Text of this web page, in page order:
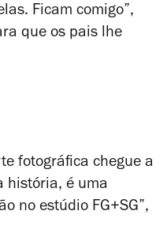
Ficam comigo”,
que os pais lhe
fotográfica chegue a
história, é uma
no estúdio FG+SG”,